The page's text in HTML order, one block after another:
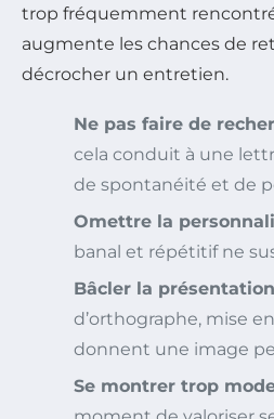
trop fréquemment
augmente les chances de
décrocher un entretien.
Ne pas faire de
cela conduit à une
de spontanéité et de
Omettre la
banal et répétitif ne
Bâcler la présentation
d’orthographe, mise
donnent une image
Se montrer trop